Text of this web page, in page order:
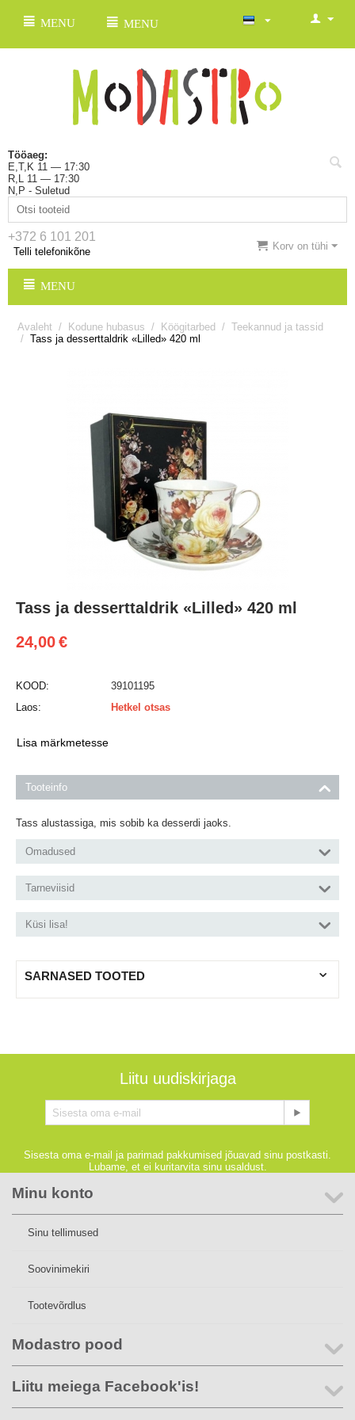
MENU MENU
Tööaeg:
E,T,K 11 — 17:30
R,L 11 — 17:30
N,P - Suletud
+372 6 101 201
Telli telefonikõne Korv on tühi
MENU
Avaleht / Kodune hubasus / Köögitarbed / Teekannud ja tassid
/ Tass ja desserttaldrik «Lilled» 420 ml
Tass ja desserttaldrik «Lilled» 420 ml
24,00€
KOOD:
39101195
Laos:
Hetkel otsas
Lisa märkmetesse
Tooteinfo
Tass alustassiga, mis sobib ka desserdi jaoks.
Omadused
Tarneviisid
Küsi lisa!
SARNASED TOOTED
Liitu uudiskirjaga
Sisesta oma e-mail ja parimad pakkumised jõuavad sinu postkasti.
Lubame, et ei kuritarvita sinu usaldust.
Minu konto
Sinu tellimused
Soovinimekiri
Tootevõrdlus
Modastro pood
Liitu meiega Facebook'is!